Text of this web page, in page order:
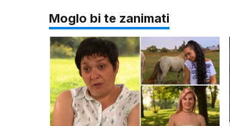
Moglo bi te zanimati